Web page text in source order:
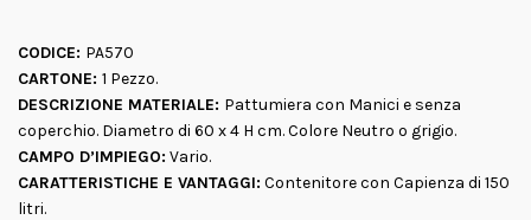
CODICE: PA570
CARTONE: 1 Pezzo.
DESCRIZIONE MATERIALE: Pattumiera con Manici e senza
coperchio. Diametro di 60 x 4 H cm. Colore Neutro o grigio.
CAMPO D’IMPIEGO: Vario.
CARATTERISTICHE E VANTAGGI: Contenitore con Capienza di 150
litri.